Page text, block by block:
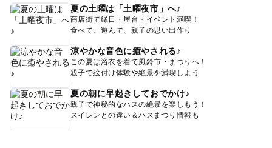
夏の土曜は「土曜夜市」へ♪
商店街で縁日・屋台・イベント満喫！
食べて、遊んで、親子の思い出作り
涼やかな音色に癒やされる♪
この夏は浴衣を着て風鈴市・まつりへ！
親子で絵付け体験や絶景を満喫しよう
夏の朝に早起きしておでかけ♪
親子で神秘的なハスの絶景を楽しもう！
スイレンとの違い＆ハスまつり情報も